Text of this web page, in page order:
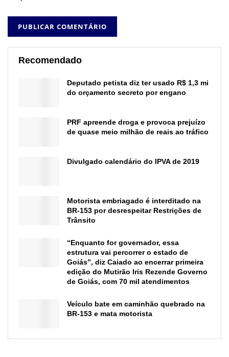
Recomendado
Deputado petista diz ter usado R$ 1,3 mi
do orçamento secreto por engano
PRF apreende droga e provoca prejuízo
de quase meio milhão de reais ao tráfico
Divulgado calendário do IPVA de 2019
Motorista embriagado é interditado na
BR-153 por desrespeitar Restrições de
Trânsito
“Enquanto for governador, essa
estrutura vai percorrer o estado de
Goiás”, diz Caiado ao encerrar primeira
edição do Mutirão Iris Rezende Governo
de Goiás, com 70 mil atendimentos
Veículo bate em caminhão quebrado na
BR-153 e mata motorista